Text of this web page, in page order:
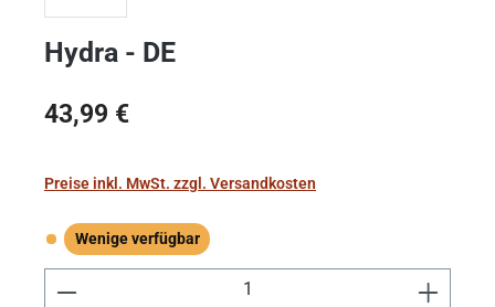
Hydra - DE
Regulärer Preis:
43,99 €
Preise inkl. MwSt. zzgl. Versandkosten
Wenige verfügbar
Wenige verfügbar
Produkt Anzahl: Gib den gewünschten